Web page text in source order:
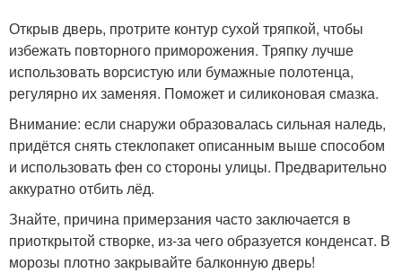
Открыв дверь, протрите контур сухой тряпкой, чтобы
избежать повторного приморожения. Тряпку лучше
использовать ворсистую или бумажные полотенца,
регулярно их заменяя. Поможет и силиконовая смазка.
Внимание: если снаружи образовалась сильная наледь,
придётся снять стеклопакет описанным выше способом
и использовать фен со стороны улицы. Предварительно
аккуратно отбить лёд.
Знайте, причина примерзания часто заключается в
приоткрытой створке, из-за чего образуется конденсат. В
морозы плотно закрывайте балконную дверь!